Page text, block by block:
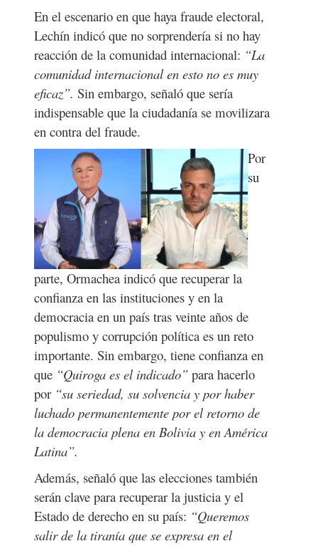
En el escenario en que haya fraude electoral,
Lechín indicó que no sorprendería si no hay
reacción de la comunidad internacional: “La
comunidad internacional en esto no es muy
eficaz”. Sin embargo, señaló que sería
indispensable que la ciudadanía se movilizara
en contra del fraude.
Por
su
parte, Ormachea indicó que recuperar la
confianza en las instituciones y en la
democracia en un país tras veinte años de
populismo y corrupción política es un reto
importante. Sin embargo, tiene confianza en
que “Quiroga es el indicado” para hacerlo
por “su seriedad, su solvencia y por haber
luchado permanentemente por el retorno de
la democracia plena en Bolivia y en América
Latina”.
Además, señaló que las elecciones también
serán clave para recuperar la justicia y el
Estado de derecho en su país: “Queremos
salir de la tiranía que se expresa en el